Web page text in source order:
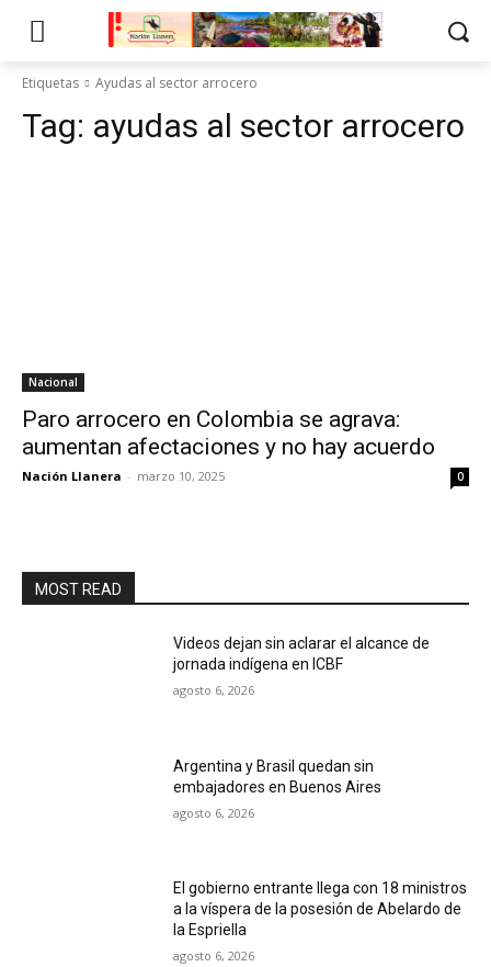
Etiquetas Ayudas al sector arrocero
Tag: ayudas al sector arrocero
Nacional
Paro arrocero en Colombia se agrava:
aumentan afectaciones y no hay acuerdo
Nación Llanera - marzo 10, 2025 0
MOST READ
Videos dejan sin aclarar el alcance de
jornada indígena en ICBF
agosto 6, 2026
Argentina y Brasil quedan sin
embajadores en Buenos Aires
agosto 6, 2026
El gobierno entrante llega con 18 ministros
a la víspera de la posesión de Abelardo de
la Espriella
agosto 6, 2026